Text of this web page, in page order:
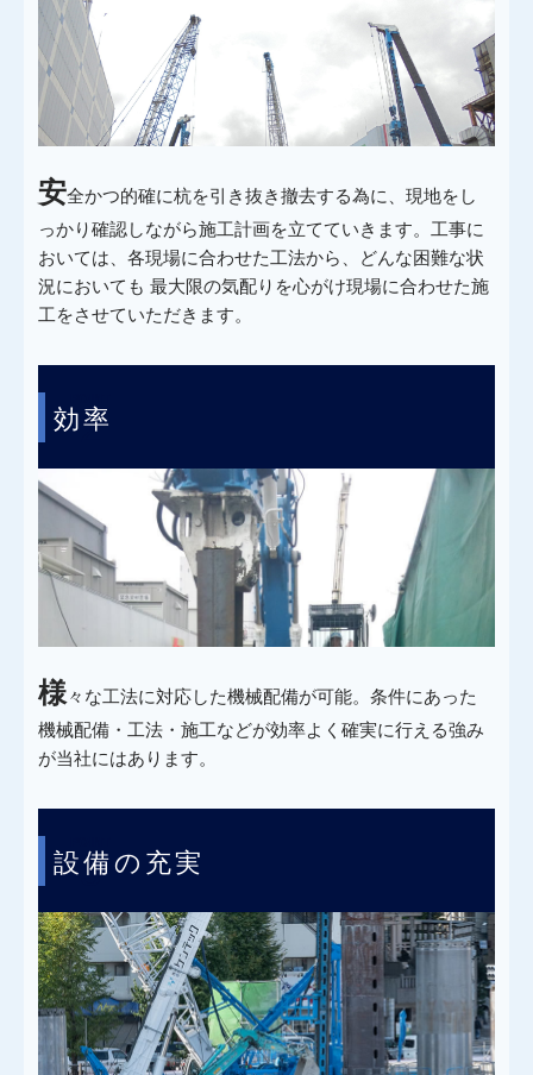
安全かつ的確に杭を引き抜き撤去する為に、現地をし
っかり確認しながら施工計画を立てていきます。工事に
おいては、各現場に合わせた工法から、どんな困難な状
況においても 最大限の気配りを心がけ現場に合わせた施
工をさせていただきます。
2
効率
様々な工法に対応した機械配備が可能。条件にあった
機械配備・工法・施工などが効率よく確実に行える強み
が当社にはあります。
3
設備の充実